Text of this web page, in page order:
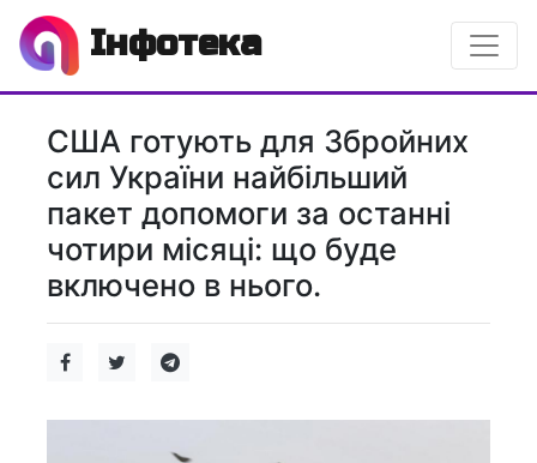
Інфотека
США готують для Збройних
сил України найбільший
пакет допомоги за останні
чотири місяці: що буде
включено в нього.